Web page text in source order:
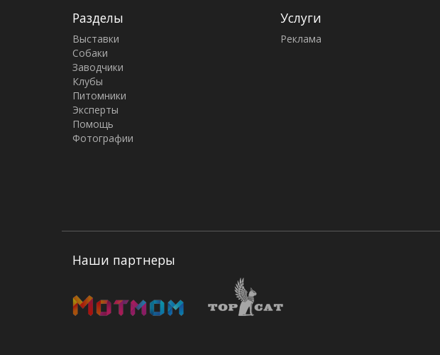
Разделы
Выставки
Собаки
Заводчики
Клубы
Питомники
Эксперты
Помощь
Фотографии
Услуги
Реклама
Наши партнеры